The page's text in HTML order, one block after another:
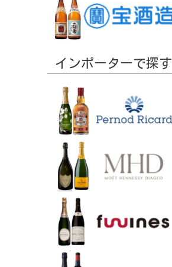
インポーターで探す